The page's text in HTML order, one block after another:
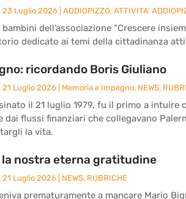
23 Luglio 2026 ADDIOPIZZO, ATTIVITA'
dell’associazione “Crescere
dedicato ai temi della cittadinanza
ricordando Boris Giuliano
21 Luglio 2026 Memoria e Impegno, NEWS,
il 21 luglio 1979, fu il primo a intuire
dai flussi finanziari che collegavano
la vita.
la nostra eterna gratitudine
21 Luglio 2026 NEWS, RUBRICHE
prematuramente a mancare Mario